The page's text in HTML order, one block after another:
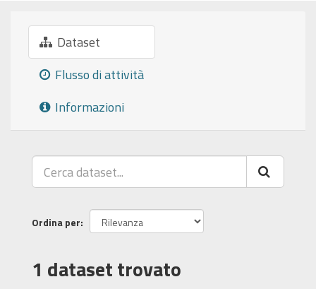
Dataset
Flusso di attività
Informazioni
Ordina per
1 dataset trovato